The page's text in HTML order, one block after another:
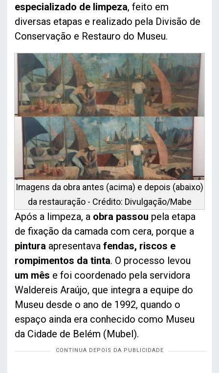
especializado de limpeza, feito em
diversas etapas e realizado pela Divisão de
Conservação e Restauro do Museu.
Imagens da obra antes (acima) e depois (abaixo)
da restauração - Crédito: Divulgação/Mabe
Após a limpeza, a obra passou pela etapa
de fixação da camada com cera, porque a
pintura apresentava fendas, riscos e
rompimentos da tinta. O processo levou
um mês e foi coordenado pela servidora
Waldereis Araújo, que integra a equipe do
Museu desde o ano de 1992, quando o
espaço ainda era conhecido como Museu
da Cidade de Belém (Mubel).